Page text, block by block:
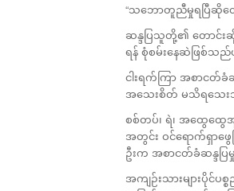
“သဘောတူညီမှုရပြီဆိုတ
ဆန္ဒပြသူတို့၏ တောင်
ရန် စုံစမ်းနေဆဲဖြစ်သ
ငါးရက်ကြာ အစာငတ်
အသေးစိတ် မသိရသေး
စစ်တပ်၊ ရဲ၊ အထွေထွေအု
အတွင်း ဝင်ရောက်ရှာဖွေ
ဦးက အစာငတ်ခံဆန္ဒပ
အကျဉ်းသားများပိုင်ပ